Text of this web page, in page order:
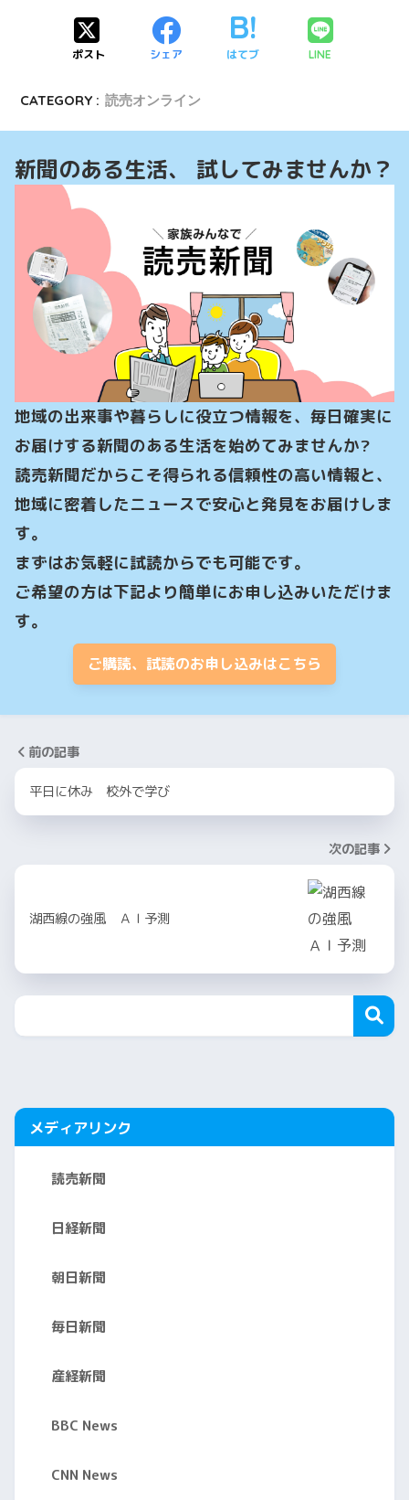
ポスト シェア はてブ LINE
CATEGORY : 読売オンライン
新聞のある生活、 試してみませんか？
地域の出来事や暮らしに役立つ情報を、毎日確実に
お届けする新聞のある生活を始めてみませんか?
読売新聞だからこそ得られる信頼性の高い情報と、
地域に密着したニュースで安心と発見をお届けしま
す。
まずはお気軽に試読からでも可能です。
ご希望の方は下記より簡単にお申し込みいただけま
す。
ご購読、試読のお申し込みはこちら
前の記事
平日に休み 校外で学び
次の記事
湖西線の強風 ＡＩ予測
メディアリンク
読売新聞
日経新聞
朝日新聞
毎日新聞
産経新聞
BBC News
CNN News